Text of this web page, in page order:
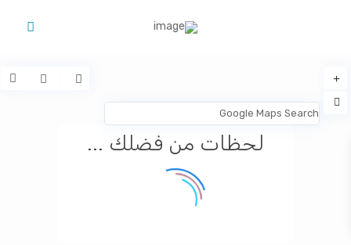
لحظات من فضلك ...